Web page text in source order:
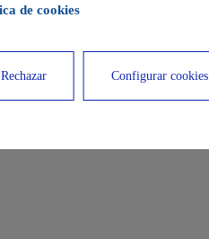
de cookies
Rechazar Configurar cookies